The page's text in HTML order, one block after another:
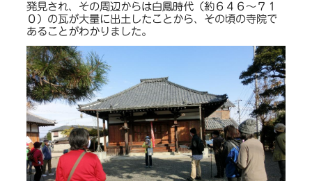
発見され、その周辺からは白鳳時代（約６４６～７１
０）の瓦が大量に出土したことから、その頃の寺院で
あることがわかりました。